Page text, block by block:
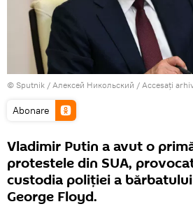
© Sputnik / Алексей Никольский / Accesați
Abonare
Vladimir Putin a avut o
protestele din SUA,
custodia poliției a
George Floyd.